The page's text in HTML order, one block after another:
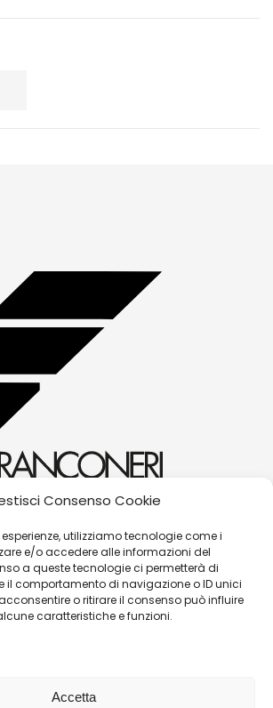
Consenso Cookie
utilizziamo tecnologie come i
e/o accedere alle informazioni del
a queste tecnologie ci permetterà di
il comportamento di navigazione o ID unici
o ritirare il consenso può influire
caratteristiche e funzioni.
Accetta
31 - 51016 - Montecatini Terme